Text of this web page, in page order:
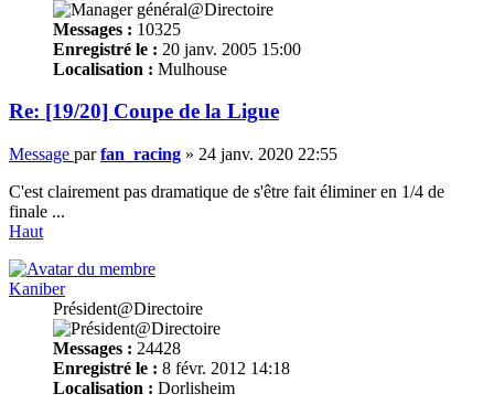
Messages : 10325
Enregistré le : 20 janv. 2005 15:00
Localisation : Mulhouse
Re: [19/20] Coupe de la Ligue
Message parfan_racing » 24 janv. 2020 22:55
C'est clairement pas dramatique de s'être fait éliminer en 1/4 de
finale ...
Haut
Kaniber
Président@Directoire
Messages : 24428
Enregistré le : 8 févr. 2012 14:18
Localisation : Dorlisheim